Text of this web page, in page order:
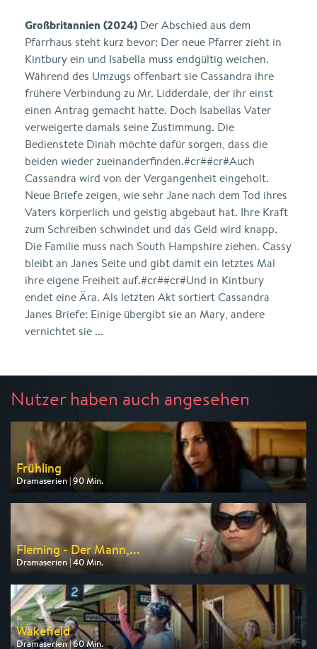
Großbritannien (2024) Der Abschied aus dem
Pfarrhaus steht kurz bevor: Der neue Pfarrer zieht in
Kintbury ein und Isabella muss endgültig weichen.
Während des Umzugs offenbart sie Cassandra ihre
frühere Verbindung zu Mr. Lidderdale, der ihr einst
einen Antrag gemacht hatte. Doch Isabellas Vater
verweigerte damals seine Zustimmung. Die
Bedienstete Dinah möchte dafür sorgen, dass die
beiden wieder zueinanderfinden.#cr##cr#Auch
Cassandra wird von der Vergangenheit eingeholt.
Neue Briefe zeigen, wie sehr Jane nach dem Tod ihres
Vaters körperlich und geistig abgebaut hat. Ihre Kraft
zum Schreiben schwindet und das Geld wird knapp.
Die Familie muss nach South Hampshire ziehen. Cassy
bleibt an Janes Seite und gibt damit ein letztes Mal
ihre eigene Freiheit auf.#cr##cr#Und in Kintbury
endet eine Ära. Als letzten Akt sortiert Cassandra
Janes Briefe: Einige übergibt sie an Mary, andere
vernichtet sie ...
Nutzer haben auch angesehen
Frühling
Dramaserien | 90 Min.
Ausgestrahlt von ZDF
am 09.08.2026, 20:15
Fleming - Der Mann,...
Dramaserien | 40 Min.
Ausgestrahlt von One
am 11.08.2026, 20:15
Wakefield
Dramaserien | 60 Min.